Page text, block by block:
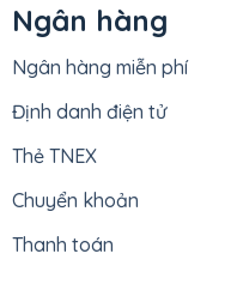
Ngân hàng
Ngân hàng miễn phí
Định danh điện tử
Thẻ TNEX
Chuyển khoản
Thanh toán